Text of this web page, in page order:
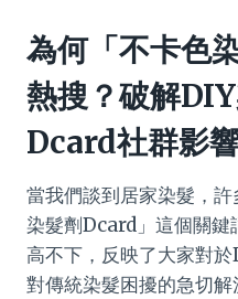
為何「不卡色
熱搜？破解
Dcard社群影
當我們談到居家染髮，
染髮劑Dcard」這個關鍵
高不下，反映了大家對
對傳統染髮困擾的急切